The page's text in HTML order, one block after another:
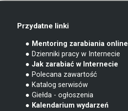
Przydatne linki
● Mentoring zarabiania online
● Dzienniki pracy w Internecie
● Jak zarabiać w Internecie
● Polecana zawartość
● Katalog serwisów
● Giełda - ogłoszenia
● Kalendarium wydarzeń